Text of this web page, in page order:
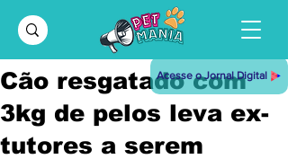
Acesse o Jornal Digital
Cão resgatado com
3kg de pelos leva ex-
tutores a serem